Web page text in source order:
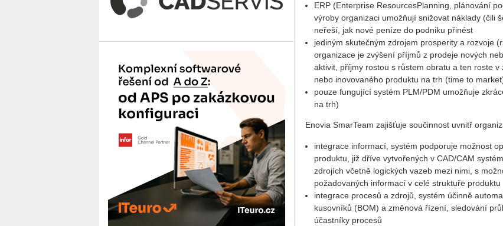
ERP (Enterprise ResourcesPlanning, plánování
výroby organizaci umožňují snižovat náklady (čili
neřeší, jak nové peníze do podniku přinést
jediným skutečným zdrojem prosperity a rozvoje
organizace je zvýšení příjmů z prodeje nových
aktivit, příjmy rostou s růstem obratu a ten roste
nebo inovovaného produktu na trh (time to
pouze fungující systém PLM/PDM umožňuje
na trh)
Enovia SmarTeam zajišťuje součinnost uvnitř
integrace informací, systém podporuje možnost
produktu, již dříve vytvořených v CAD/CAM
zdrojích včetně logických vazeb mezi nimi, s
požadovaných informací v celé struktuře produktu
integrace procesů a zdrojů, systém účinně
kusovníků (BOM) a změnová řízení, sledování
účastníky procesů